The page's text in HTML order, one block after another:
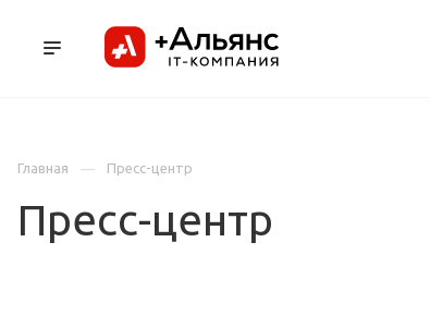
Главная
Пресс-центр
Пресс-центр